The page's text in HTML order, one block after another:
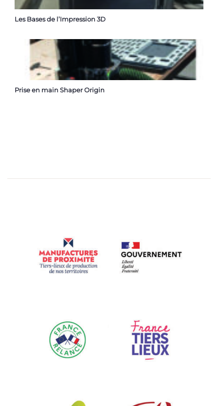
Les Bases de l’Impression 3D
Prise en main Shaper Origin